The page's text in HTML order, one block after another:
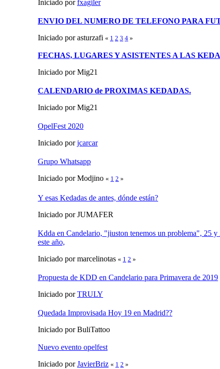
Iniciado porfxagiler
ENVIO DEL NUMERO DE TELEFONO PARA
Iniciado por asturzafi « 1 2 3 4 »
FECHAS, LUGARES Y ASISTENTES A LAS
Iniciado por Mig21
CALENDARIO de PROXIMAS KEDADAS.
Iniciado por Mig21
OpelFest 2020
Iniciado porjcarcar
Grupo Whatsapp
Iniciado por Modjino « 1 2 »
Y esas Kedadas de antes, dónde están?
Iniciado por JUMAFER
Kdda en Candelario, "jiuston tenemos un problema", 25 y
este año,
Iniciado por marcelinotas « 1 2 »
Propuesta de KDD en Candelario para Primavera de 2019
Iniciado porTRULY
Quedada Improvisada Hoy 19 en Madrid??
Iniciado por BuliTattoo
Nuevo evento opelfest
Iniciado porJavierBriz « 1 2 »